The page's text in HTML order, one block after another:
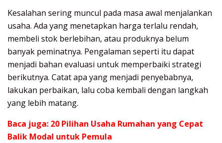
Kesalahan sering muncul pada masa awal menjalankan
usaha. Ada yang menetapkan harga terlalu rendah,
membeli stok berlebihan, atau produknya belum
banyak peminatnya. Pengalaman seperti itu dapat
menjadi bahan evaluasi untuk memperbaiki strategi
berikutnya. Catat apa yang menjadi penyebabnya,
lakukan perbaikan, lalu coba kembali dengan langkah
yang lebih matang.
Baca juga: 20 Pilihan Usaha Rumahan yang Cepat
Balik Modal untuk Pemula